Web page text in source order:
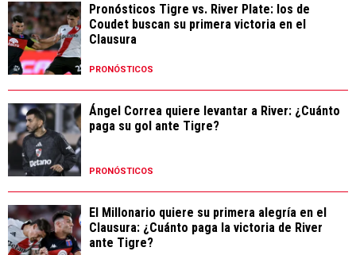
Pronósticos Tigre vs. River Plate: los de
Coudet buscan su primera victoria en el
Clausura
PRONÓSTICOS
Ángel Correa quiere levantar a River: ¿Cuánto
paga su gol ante Tigre?
PRONÓSTICOS
El Millonario quiere su primera alegría en el
Clausura: ¿Cuánto paga la victoria de River
ante Tigre?